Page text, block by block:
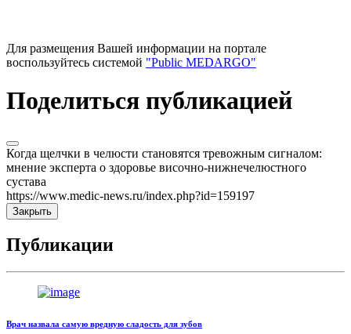
Для размещения Вашей информации на портале
воспользуйтесь системой "Public MEDARGO"
Поделиться публикацией
Когда щелчки в челюсти становятся тревожным сигналом:
мнение эксперта о здоровье височно-нижнечелюстного
сустава
https://www.medic-news.ru/index.php?id=159197
Закрыть
Публикации
Врач назвала самую вредную сладость для зубов